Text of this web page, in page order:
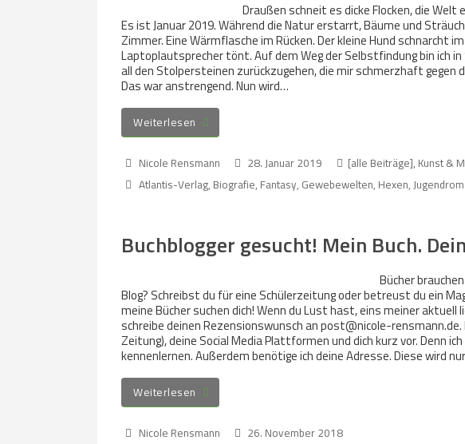
Draußen schneit es dicke Flocken, die
Es ist Januar 2019. Während die Natur erstarrt, Bäume und
Zimmer. Eine Wärmflasche im Rücken. Der kleine Hund schnarcht
Laptoplautsprecher tönt. Auf dem Weg der Selbstfindung bin ich
all den Stolpersteinen zurückzugehen, die mir schmerzhaft gegen
Das war anstrengend. Nun wird…
Weiterlesen
Nicole Rensmann 28. Januar 2019 [alle Beiträge], Kunst &
Atlantis-Verlag, Biografie, Fantasy, Gewebewelten, Hexen,
Buchblogger gesucht! Mein Buch.
Bücher
Blog? Schreibst du für eine Schülerzeitung oder betreust du ein
meine Bücher suchen dich! Wenn du Lust hast, eins meiner aktuell
schreibe deinen Rezensionswunsch an post@nicole-
Zeitung), deine Social Media Plattformen und dich kurz vor. Denn
kennenlernen. Außerdem benötige ich deine Adresse. Diese wird
Weiterlesen
Nicole Rensmann 26. November 2018